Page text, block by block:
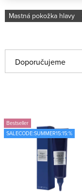
Mastná pokožka hlavy
ý
s
p
a
n
í
Doporučujeme
Nejprodávanější
Abecedně
Bestseller
SALECODE:SUMMER15:15:%